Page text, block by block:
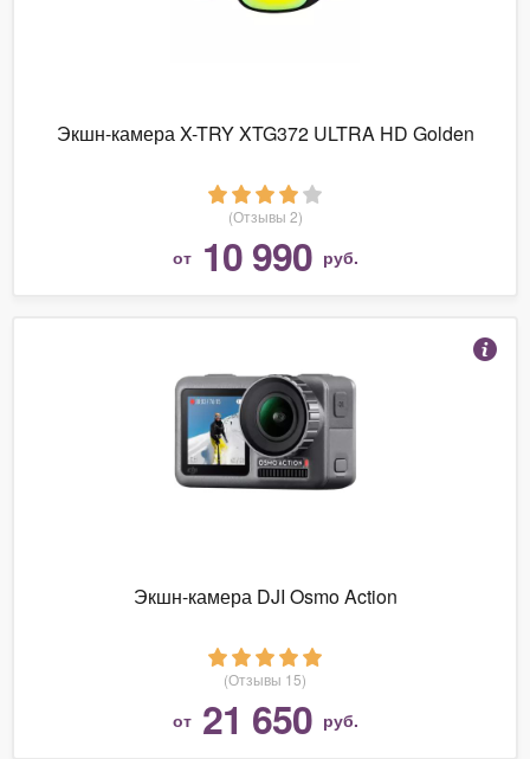
Экшн-камера X-TRY XTG372 ULTRA HD Golden
(Отзывы 2)
от 10 990 руб.
Экшн-камера DJI Osmo Action
(Отзывы 15)
от 21 650 руб.